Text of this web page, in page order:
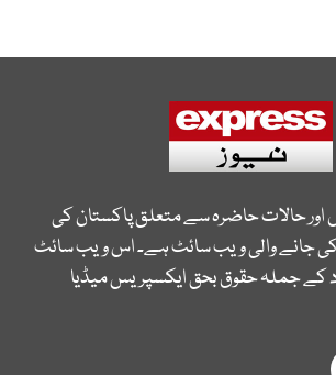
اور حالات حاضرہ سے متعلق پاکستان کی
جانے والی ویب سائٹ ہے۔ اس ویب سائٹ
کے جملہ حقوق بحق ایکسپریس میڈیا